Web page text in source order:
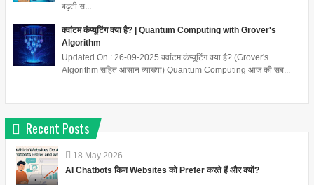
बढ़ती स...
क्वांटम कंप्यूटिंग क्या है? | Quantum Computing with Grover's
Algorithm
Updated On : 26-09-2025 क्वांटम कंप्यूटिंग क्या है? (Grover's
Algorithm सहित आसान व्याख्या) Quantum Computing आज की सब...
Recent Posts
18 May 2026
AI Chatbots किन Websites को Prefer करते हैं और क्यों?